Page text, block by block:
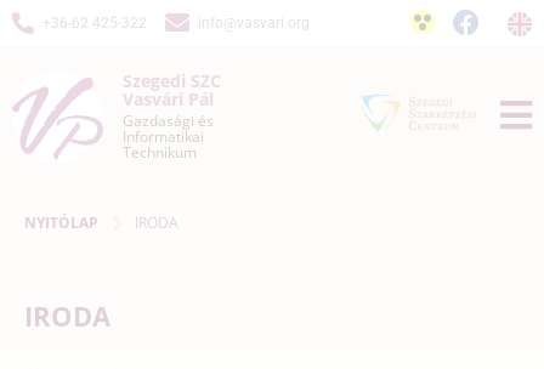
+36-62 425-322 info@vasvari.org
Szegedi SZC
Vasvári Pál
Gazdasági és
Informatikai
Technikum
NYITÓLAP IRODA
IRODA